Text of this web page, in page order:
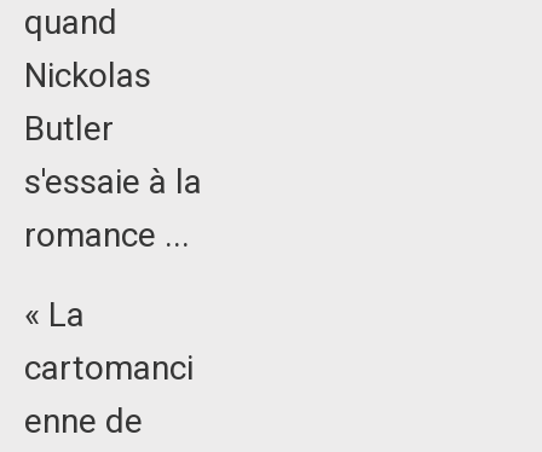
quand
Nickolas
Butler
s'essaie à la
romance ...
« La
cartomanci
enne de